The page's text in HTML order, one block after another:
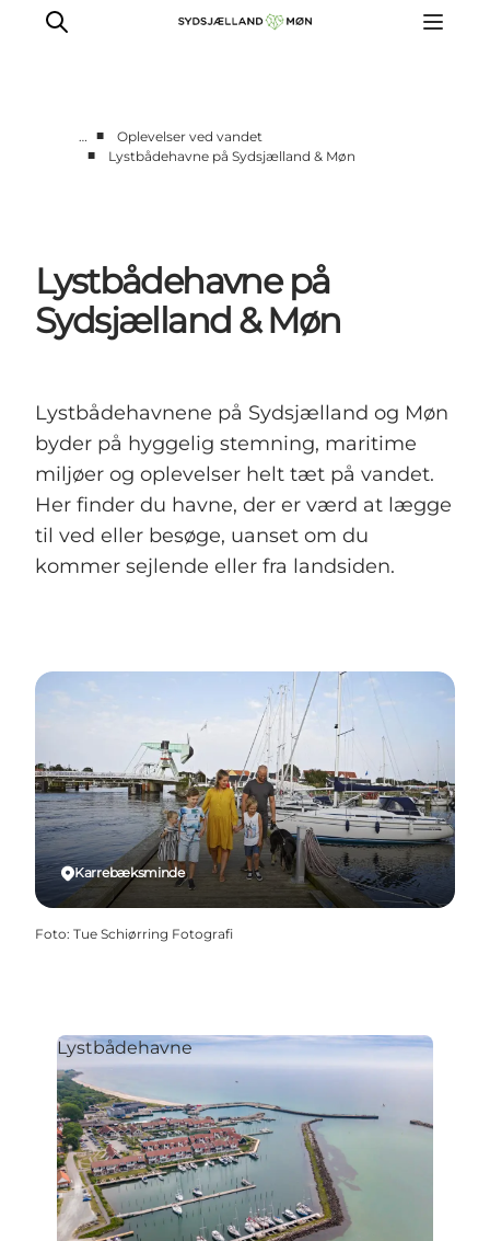
Spis
Overnat
Planlæg din tur
… ■
Oplevelser ved vandet
■
Lystbådehavne på Sydsjælland & Møn
Lystbådehavne på
Sydsjælland & Møn
Lystbådehavnene på Sydsjælland og Møn
byder på hyggelig stemning, maritime
miljøer og oplevelser helt tæt på vandet.
Her finder du havne, der er værd at lægge
til ved eller besøge, uanset om du
kommer sejlende eller fra landsiden.
Karrebæksminde
Foto: Tue Schiørring Fotografi
Lystbådehavne